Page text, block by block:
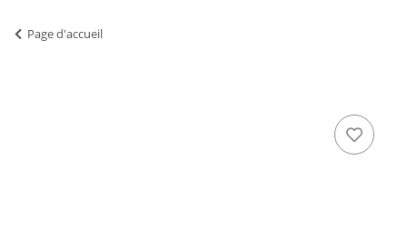
Page d'accueil